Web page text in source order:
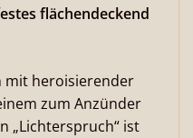
flächendeckend
mit heroisierender
zum Anzünder
„Lichterspruch“ ist